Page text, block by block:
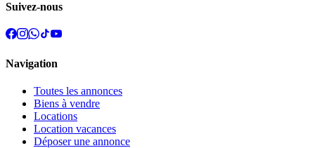
Suivez-nous
Navigation
Toutes les annonces
Biens à vendre
Locations
Location vacances
Déposer une annonce